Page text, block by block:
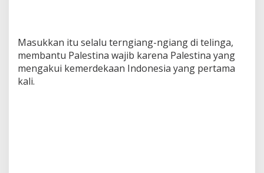
Masukkan itu selalu terngiang-ngiang di telinga,
membantu Palestina wajib karena Palestina yang
mengakui kemerdekaan Indonesia yang pertama
kali.